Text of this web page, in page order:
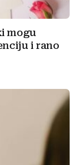
mogu
i rano